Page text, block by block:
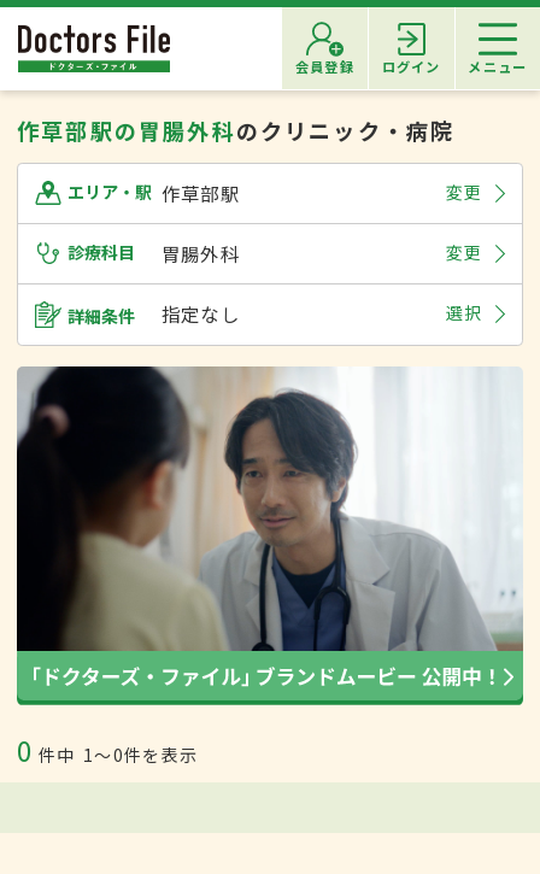
会員登録 ログイン メニュー
作草部駅の胃腸外科のクリニック・病院
エリア・駅 作草部駅 変更
診療科目 胃腸外科 変更
詳細条件 指定なし 選択
0 件中 1〜0件を表示